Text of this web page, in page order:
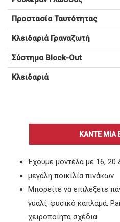
Προστασία Ταυτότητας
Κλειδαριά Γραναζωτή
Σύστημα Block-Out
Κλειδαριά
ΚΑΝΤΕ ΜΙΑ
Έχουμε μοντέλα με 16, 20
μεγάλη ποικιλία πινάκων
Μπορείτε να επιλέξετε
γυαλί, φυσικό καπλαμά,
χειροποίητα σχέδια.